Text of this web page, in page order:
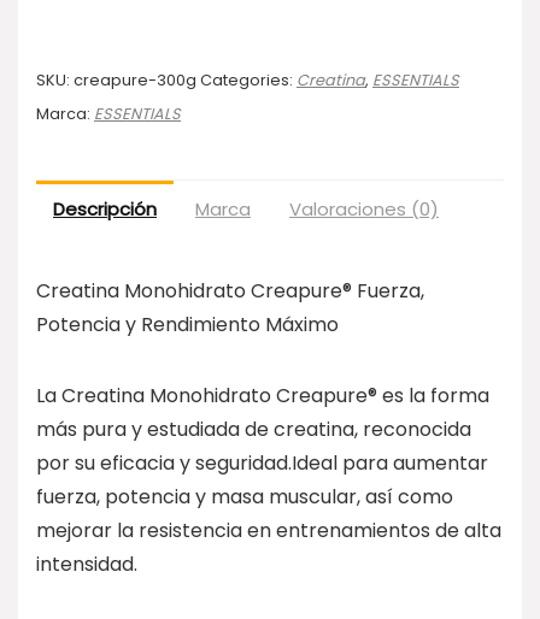
SKU: creapure-300g Categories: Creatina, ESSENTIALS
Marca: ESSENTIALS
Descripción Marca Valoraciones (0)
Creatina Monohidrato Creapure® Fuerza,
Potencia y Rendimiento Máximo
La Creatina Monohidrato Creapure® es la forma
más pura y estudiada de creatina, reconocida
por su eficacia y seguridad.Ideal para aumentar
fuerza, potencia y masa muscular, así como
mejorar la resistencia en entrenamientos de alta
intensidad.